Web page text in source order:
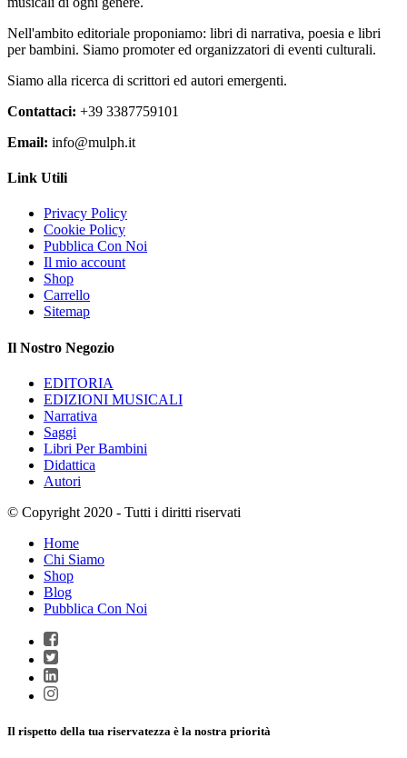
scelte
nella
pagina
del
Nell'ambito editoriale proponiamo: libri di narrativa, poesia e libri
per bambini. Siamo promoter ed organizzatori di eventi culturali.
Siamo alla ricerca di scrittori ed autori emergenti.
Contattaci: +39 3387759101
Email: info@mulph.it
Link Utili
Privacy Policy
Cookie Policy
Pubblica Con Noi
Il mio account
Shop
Carrello
Sitemap
Il Nostro Negozio
EDITORIA
EDIZIONI MUSICALI
Narrativa
Saggi
Libri Per Bambini
Didattica
Autori
© Copyright 2020 - Tutti i diritti riservati
Home
Chi Siamo
Shop
Blog
Pubblica Con Noi
Il rispetto della tua riservatezza è la nostra priorità